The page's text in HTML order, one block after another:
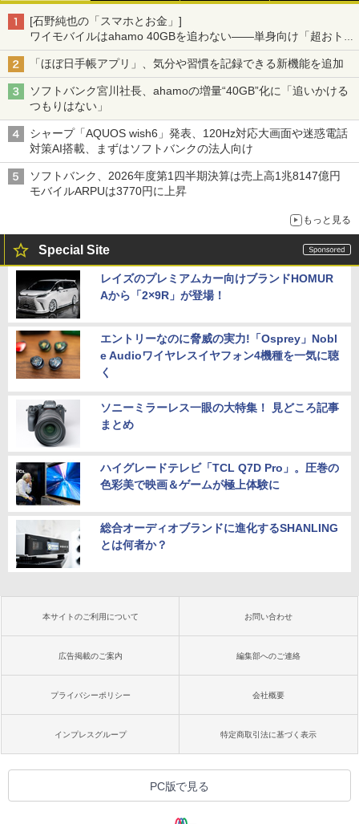
[石野純也の「スマホとお金」]
ワイモバイルはahamo 40GBを追わない――単身向け「超おトク
割」の安さと1年限定の注意点
「ほぼ日手帳アプリ」、気分や習慣を記録できる新機能を追加
ソフトバンク宮川社長、ahamoの増量“40GB”化に「追いかける
つもりはない」
シャープ「AQUOS wish6」発表、120Hz対応大画面や迷惑電話
対策AI搭載、まずはソフトバンクの法人向け
ソフトバンク、2026年度第1四半期決算は売上高1兆8147億円
モバイルARPUは3770円に上昇
もっと見る
Special Site
レイズのプレミアムカー向けブランドHOMUR
Aから「2×9R」が登場！
エントリーなのに脅威の実力!「Osprey」Nobl
e Audioワイヤレスイヤフォン4機種を一気に聴
く
ソニーミラーレス一眼の大特集！ 見どころ記事
まとめ
ハイグレードテレビ「TCL Q7D Pro」。圧巻の
色彩美で映画＆ゲームが極上体験に
総合オーディオブランドに進化するSHANLING
とは何者か？
本サイトのご利用について お問い合わせ
広告掲載のご案内 編集部へのご連絡
プライバシーポリシー 会社概要
インプレスグループ 特定商取引法に基づく表示
PC版で見る